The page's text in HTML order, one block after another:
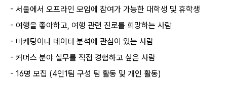
- 서울에서 오프라인 모임에 참여가 가능한 대학생 및 휴학생
- 여행을 좋아하고, 여행 관련 진로를 희망하는 사람
- 마케팅이나 데이터 분석에 관심이 있는 사람
- 커머스 분야 실무를 직접 경험하고 싶은 사람
- 16명 모집 (4인1팀 구성 팀 활동 및 개인 활동)